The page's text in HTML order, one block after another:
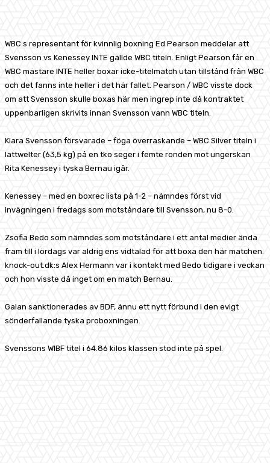
WBC:s representant för kvinnlig boxning Ed Pearson meddelar att
Svensson vs Kenessey INTE gällde WBC titeln. Enligt Pearson får en
WBC mästare INTE heller boxar icke-titelmatch utan tillstånd från WBC
och det fanns inte heller i det här fallet. Pearson / WBC visste dock
om att Svensson skulle boxas här men ingrep inte då kontraktet
uppenbarligen skrivits innan Svensson vann WBC titeln.
Klara Svensson försvarade – föga överraskande – WBC Silver titeln i
lättwelter (63,5 kg) på en tko seger i femte ronden mot ungerskan
Rita Kenessey i tyska Bernau igår.
Kenessey – med en boxrec lista på 1-2 – nämndes först vid
invägningen i fredags som motståndare till Svensson, nu 8-0.
Zsofia Bedo som nämndes som motståndare i ett antal medier ända
fram till i lördags var aldrig ens vidtalad för att boxa den här matchen.
knock-out.dk:s Alex Hermann var i kontakt med Bedo tidigare i veckan
och hon visste då inget om en match Bernau.
Galan sanktionerades av BDF, ännu ett nytt förbund i den evigt
sönderfallande tyska proboxningen.
Svenssons WIBF titel i 64.86 kilos klassen stod inte på spel.